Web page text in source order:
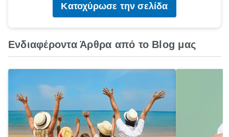
Κατοχύρωσε την σελίδα
Ενδιαφέροντα Άρθρα από το Blog μας